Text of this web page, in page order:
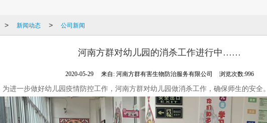
> 新闻动态 > 公司新闻
河南方群对幼儿园的消杀工作进行中……
2020-05-29 来自: 河南方群有害生物防治服务有限公司 浏览次数:996
进一步做好幼儿园疫情防控工作，河南方群对幼儿园做消杀工作，确保师生的安全。